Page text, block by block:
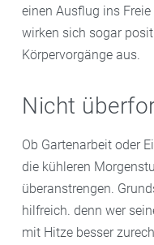
einen Ausflug ins
wirken sich sogar
Körpervorgänge aus.
Nicht
Ob Gartenarbeit oder
die kühleren
überanstrengen.
hilfreich. denn wer
mit Hitze besser